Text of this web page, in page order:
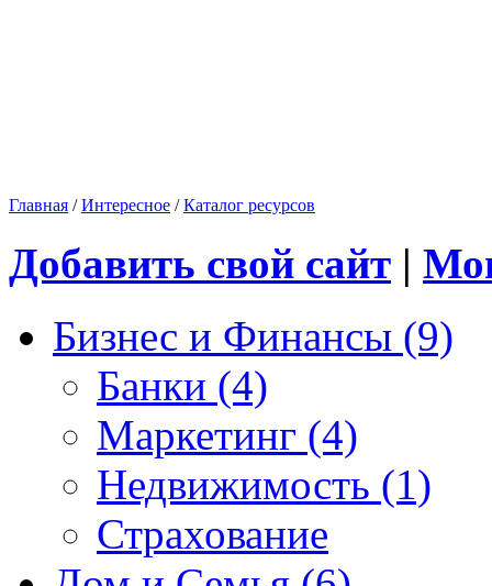
Главная /Интересное /Каталог ресурсов
Добавить свой сайт |
Бизнес и Финансы (9)
Банки (4)
Маркетинг (4)
Недвижимость (1)
Страхование